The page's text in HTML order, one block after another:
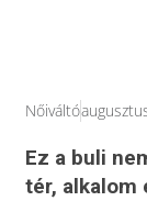
Nőiváltó
Ez a buli
tér, alkalom